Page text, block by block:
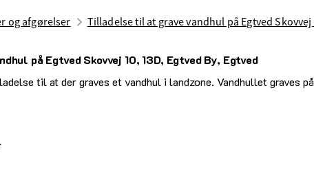
og afgørelser Tilladelse til at grave vandhul på Egtved Skovvej
på Egtved Skovvej 10, 13D, Egtved By, Egtved
til at der graves et vandhul i landzone. Vandhullet graves
2025